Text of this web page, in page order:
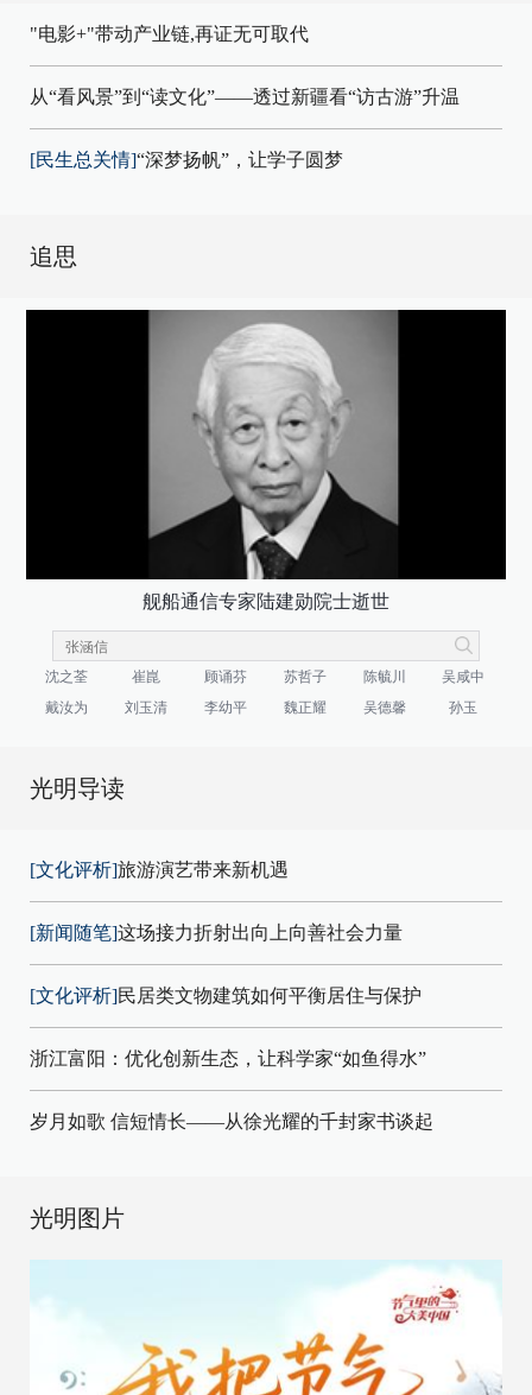
"电影+"带动产业链,再证无可取代
从“看风景”到“读文化”——透过新疆看“访古游”升温
[民生总关情]“深梦扬帆”，让学子圆梦
追思
舰船通信专家陆建勋院士逝世
沈之荃 崔崑 顾诵芬 苏哲子 陈毓川
吴咸中
戴汝为
刘玉清 李幼平 魏正耀 吴德馨 孙玉
光明导读
[文化评析]旅游演艺带来新机遇
[新闻随笔]这场接力折射出向上向善社会力量
[文化评析]民居类文物建筑如何平衡居住与保护
浙江富阳：优化创新生态，让科学家“如鱼得水”
岁月如歌 信短情长——从徐光耀的千封家书谈起
光明图片